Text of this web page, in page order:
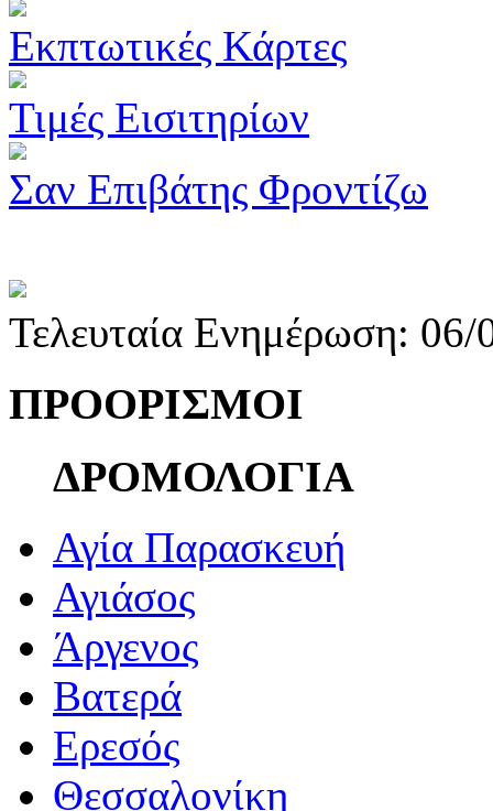
Εκπτωτικές Κάρτες
Τιμές Εισιτηρίων
Σαν Επιβάτης Φροντίζω
Τελευταία Ενημέρωση:
ΠΡΟΟΡΙΣΜΟΙ
ΔΡΟΜΟΛΟΓΙΑ
Αγία Παρασκευή
Αγιάσος
Άργενος
Βατερά
Ερεσός
Θεσσαλονίκη